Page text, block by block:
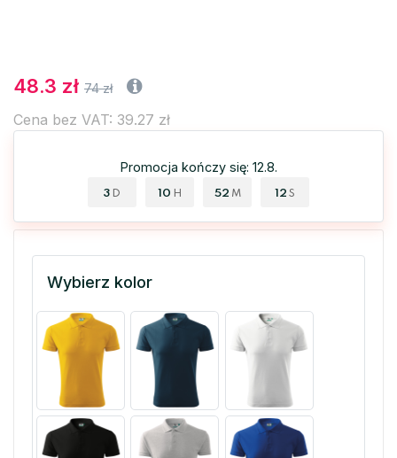
48.3 zł 74 zł
Cena bez VAT: 39.27 zł
Promocja kończy się: 12.8.
3 D 10 H 52 M 11 S
Wybierz kolor